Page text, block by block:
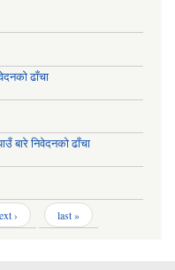
ढाँचा
बारे निवेदनको ढाँचा
› last »